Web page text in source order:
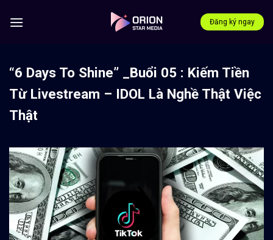
qua
Đăng ký ngay
“6 Days To Shine” _Buổi 05 : Kiếm Tiền
Từ Livestream – IDOL Là Nghề Thật Việc
Thật